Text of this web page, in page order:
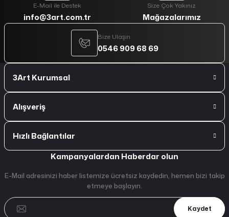
E-Mail ile Destek
info@3art.com.tr
Size Çok Yakınız
Mağazalarımız
Bize Ulaşın
0546 909 68 69
3Art Kurumsal
Alışveriş
Hızlı Bağlantılar
Kampanyalardan Haberdar olun
E-Mail adresinizi haber listemize ücretsiz kaydedin, hemen bizi takip
etmeye başlayın.
Kaydet